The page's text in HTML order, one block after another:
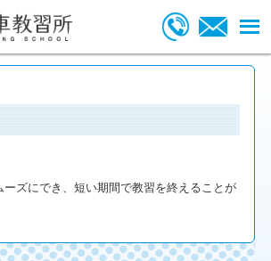
ーズにでき、短い期間で教習を終えることが